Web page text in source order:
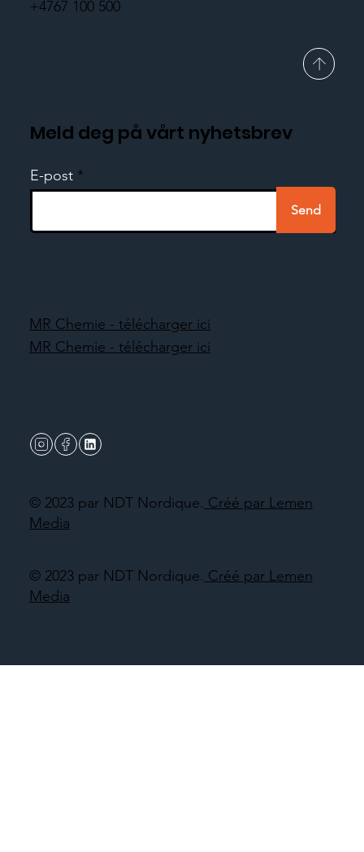
+4767 100 500
© 2023 par NDT Nordique. Créé par Lemen
Media
Meld deg på vårt nyhetsbrev
E-post
Send
© 2023 par NDT Nordique. Créé par Lemen
Media
MR Chemie - télécharger ici
MR Chemie - télécharger ici